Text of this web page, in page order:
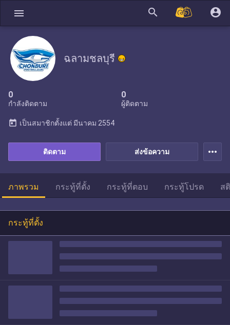
menu search account_circle
ฉลามชลบุรี
0
กำลังติดตาม
0
ผู้ติดตาม
ส่งข้อความ
ติดตาม
today เป็นสมาชิกตั้งแต่ มีนาคม 2554
more_horiz
ภาพรวม กระทู้ที่ตั้ง กระทู้ที่ตอบ กระทู้โปรด ส
กระทู้ที่ตั้ง